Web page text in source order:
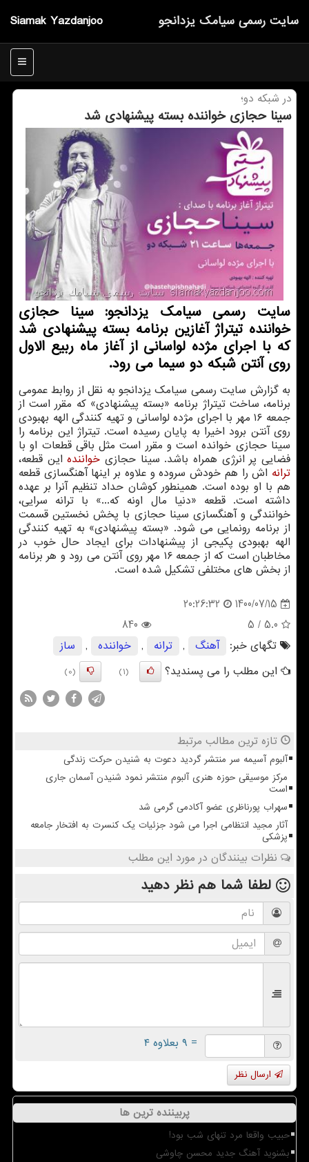
Siamak Yazdanjoo سایت رسمی سیامك یزدانجو
منو
در شبكه دو؛
سینا حجازی خواننده بسته پیشنهادی شد
سایت رسمی سیامک یزدانجو: سینا حجازی
خواننده تیتراژ آغازین برنامه بسته پیشنهادی شد
که با اجرای مژده لواسانی از آغاز ماه ربیع الاول
روی آنتن شبکه دو سیما می رود.
به گزارش سایت رسمی سیامک یزدانجو به نقل از روابط عمومی
برنامه، ساخت تیتراژ برنامه «بسته پیشنهادی» که مقرر است از
جمعه ۱۶ مهر با اجرای مژده لواسانی و تهیه کنندگی الهه بهبودی
روی آنتن برود اخیرا به پایان رسیده است. تیتراژ این برنامه را
سینا حجازی خوانده است و مقرر است مثل باقی قطعات او با
فضایی پر انرژی همراه باشد. سینا حجازی خوانندهاین قطعه،
ترانه اش را هم خودش سروده و علاوه بر اینها آهنگسازی قطعه
هم با او بوده است. همینطور کوشان حداد تنظیم آنرا بر عهده
داشته است. قطعه «دنیا مال اونه که...» با ترانه سرایی،
خوانندگی و آهنگسازی سینا حجازی با پخش نخستین قسمت
از برنامه رونمایی می شود. «بسته پیشنهادی» به تهیه کنندگی
الهه بهبودی پکیجی از پیشنهادات برای ایجاد حال خوب در
مخاطبان است که از جمعه ۱۶ مهر روی آنتن می رود و هر برنامه
از بخش های مختلفی تشکیل شده است.
1400/07/15
20:26:32
5.0
/ 5
840
تگهای خبر:
آهنگ , ترانه , خواننده ,
ساز
این مطلب را می پسندید؟
(1)
(0)
تازه ترین مطالب مرتبط
آلبوم آسیمه سر منتشر گردید دعوت به شنیدن حرکت زندگی
مرکز موسیقی حوزه هنری آلبوم منتشر نمود شنیدن آسمان جاری
است
سهراب پورناظری عضو آکادمی گرمی شد
آثار مجید انتظامی اجرا می شود جزئیات یک کنسرت به افتخار جامعه
پزشکی
نظرات بینندگان در مورد این مطلب
لطفا شما همنظر دهید
= ۹ بعلاوه ۴
ارسال نظر
پربیننده ترین ها
حبیب واقعا مرد تنهای شب بود!
بشنوید آهنگ جدید محسن چاوشی